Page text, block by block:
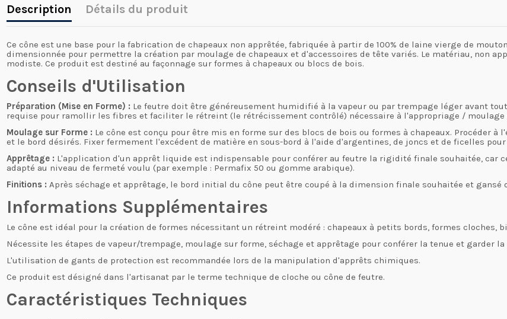
Description Détails du produit
Ce cône est une base pour la fabrication de chapeaux non apprêtée, fabriquée à partir de 100% de laine vierge de
dimensionnée pour permettre la création par moulage de chapeaux et d'accessoires de tête variés. Le matériau, non
modiste. Ce produit est destiné au façonnage sur formes à chapeaux ou blocs de bois.
Conseils d'Utilisation
Préparation (Mise en Forme) : Le feutre doit être généreusement humidifié à la vapeur ou par trempage léger avant
requise pour ramollir les fibres et faciliter le rétreint (le rétrécissement contrôlé) nécessaire à l'appropriage / moulage
Moulage sur Forme : Le cône est conçu pour être mis en forme sur des blocs de bois ou formes à chapeaux. Procéder
et le bord désirés. Fixer fermement l'excédent de matière en sous-bord à l'aide d'argentines, de joncs et de ficelles
Apprêtage : L'application d'un apprêt liquide est indispensable pour conférer au feutre la rigidité finale souhaitée,
adapté au niveau de fermeté voulu (par exemple : Permafix 50 ou gomme arabique).
Finitions : Après séchage et apprêtage, le bord initial du cône peut être coupé à la dimension finale souhaitée et
Informations Supplémentaires
Le cône est idéal pour la création de formes nécessitant un rétreint modéré : chapeaux à petits bords, formes cloches,
Nécessite les étapes devapeur/trempage, moulage sur forme, séchage et apprêtage pour conférer la tenue et garder
L'utilisation de gants de protection est recommandée lors de la manipulation d'apprêts chimiques.
Ce produit est désigné dans l'artisanat par le terme technique decloche ou cône de feutre.
Caractéristiques Techniques